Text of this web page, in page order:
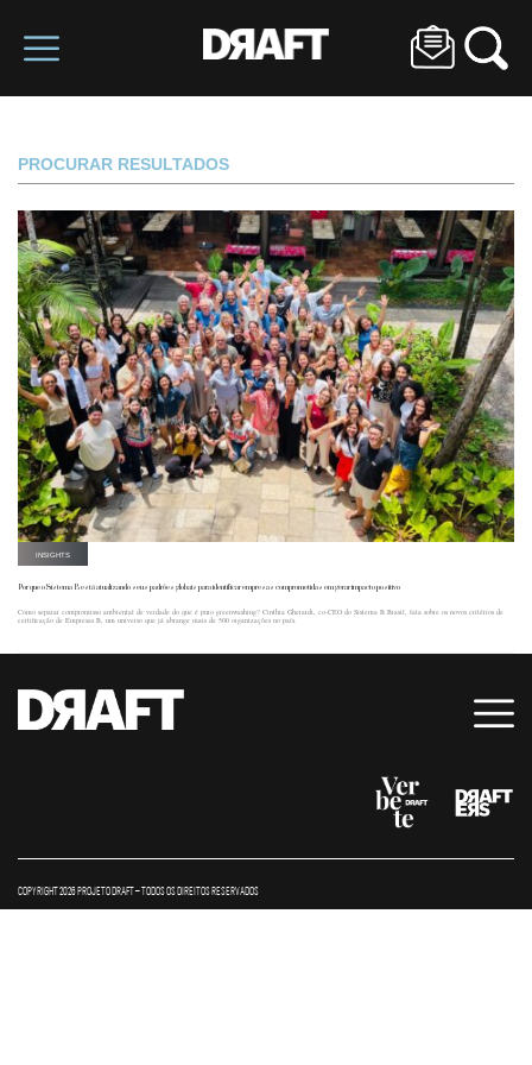
PROCURAR RESULTADOS
INSIGHTS
Por que o Sistema B está atualizando seus padrões globais para identificar empresas comprometidas em gerar impacto positivo
Como separar compromisso ambiental de verdade do que é puro greenwashing? Cinthia Gherardi, co-CEO do Sistema B Brasil, fala sobre os novos critérios de
certificação de Empresas B, um universo que já abrange mais de 500 organizações no país.
COPYRIGHT 2026 PROJETO DRAFT – TODOS OS DIREITOS RESERVADOS